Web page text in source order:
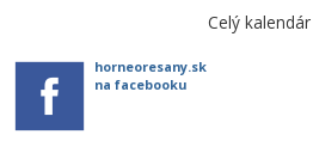
Celý kalendár
horneoresany.sk
na facebooku